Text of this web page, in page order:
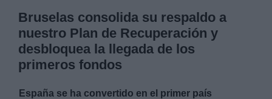
Bruselas consolida su respaldo a
nuestro Plan de Recuperación y
desbloquea la llegada de los
primeros fondos
España se ha convertido en el primer país